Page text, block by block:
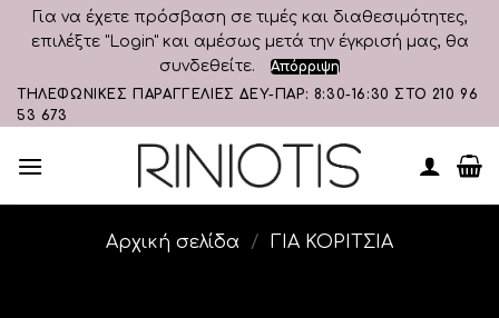
Για να έχετε πρόσβαση σε τιμές και διαθεσιμότητες,
επιλέξτε "Login" και αμέσως μετά την έγκρισή μας, θα
συνδεθείτε.
Απόρριψη
Skip
to
ΤΗΛΕΦΩΝΙΚΕΣ ΠΑΡΑΓΓΕΛΙΕΣ ΔΕΥ-ΠΑΡ: 8:30-16:30 ΣΤΟ 210 96
53 673
Αρχική σελίδα / ΓΙΑ ΚΟΡΙΤΣΙΑ